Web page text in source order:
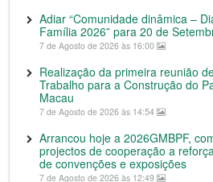
Adiar “Comunidade dinâmica –
Família 2026” para 20 de
7 de Agosto de 2026 às 16:00
Realização da primeira reunião
Trabalho para a Construção do
Macau
7 de Agosto de 2026 às 14:54
Arrancou hoje a 2026GMBPF,
projectos de cooperação a
de convenções e exposições
7 de Agosto de 2026 às 12:49